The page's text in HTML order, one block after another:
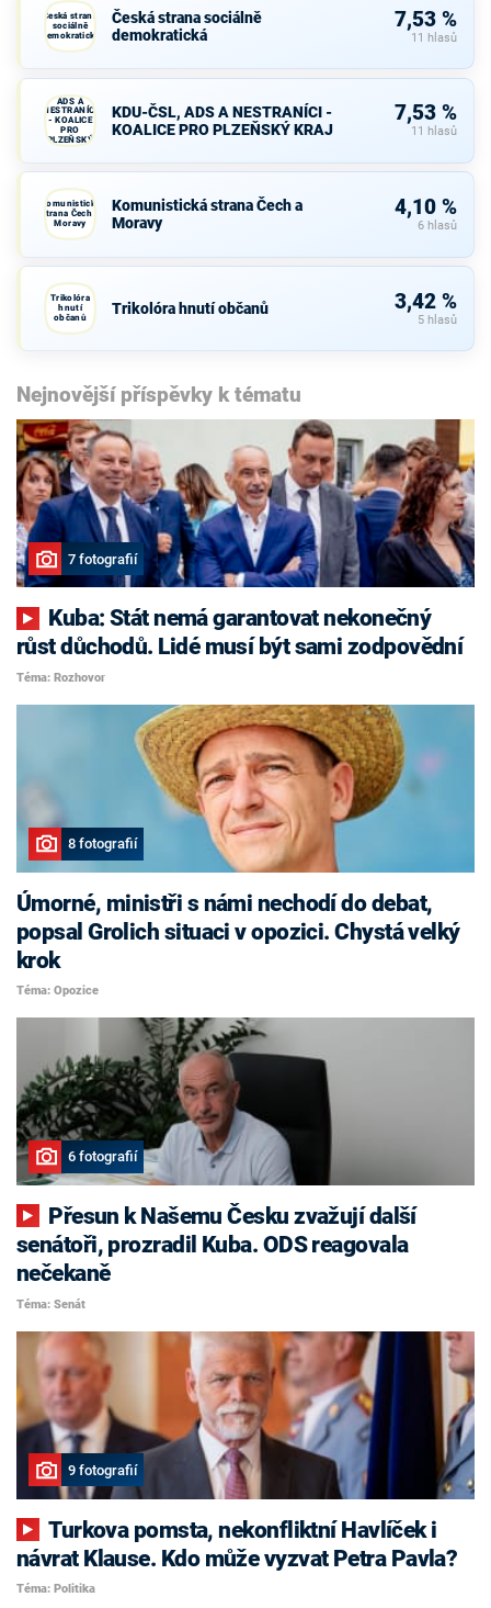
Česká strana
sociálně
demokratická
Česká strana sociálně
demokratická
7,53 %
11 hlasů
ADS A
NESTRANÍCI
- KOALICE
PRO
PLZEŇSKÝ
KRAJ
KDU-ČSL, ADS A NESTRANÍCI -
KOALICE PRO PLZEŇSKÝ KRAJ
7,53 %
11 hlasů
Komunistická
strana Čech a
Moravy
Komunistická strana Čech a
Moravy
4,10 %
6 hlasů
Trikolóra
hnutí
občanů
Trikolóra hnutí občanů 3,42 %
5 hlasů
Nejnovější příspěvky k tématu
7 fotografií
růst důchodů. Lidé musí být sami zodpovědní
Téma: Rozhovor
8 fotografií
Úmorné, ministři s námi nechodí do debat,
popsal Grolich situaci v opozici. Chystá velký
krok
Téma: Opozice
6 fotografií
senátoři, prozradil Kuba. ODS reagovala
nečekaně
Téma: Senát
9 fotografií
Turkova pomsta, nekonfliktní Havlíček i
návrat Klause. Kdo může vyzvat Petra Pavla?
Téma: Politika